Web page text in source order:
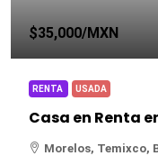
$35,000/MXN
RENTA USADA
Casa en Renta
Morelos, Temixco,